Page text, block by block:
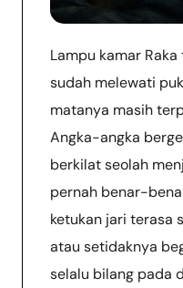
Lampu kamar
sudah melewati
matanya masih
Angka-angka
berkilat seolah
pernah benar-
ketukan jari terasa
atau setidaknya
selalu bilang pada